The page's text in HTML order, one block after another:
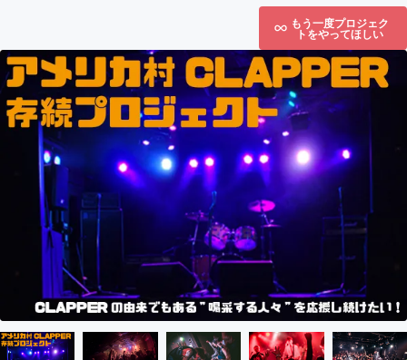
もう一度プロジェク
トをやってほしい